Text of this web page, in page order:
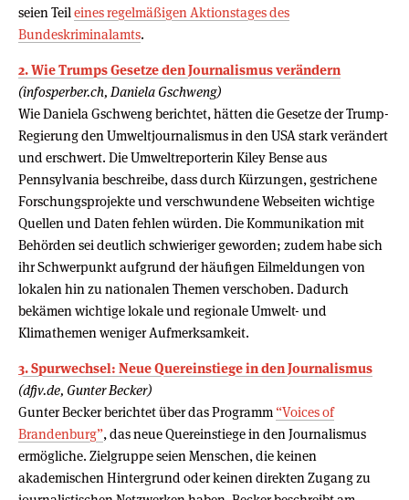
seien Teil eines regelmäßigen Aktionstages des
Bundeskriminalamts.
2. Wie Trumps Gesetze den Journalismus verändern
(infosperber.ch, Daniela Gschweng)
Wie Daniela Gschweng berichtet, hätten die Gesetze der Trump-
Regierung den Umweltjournalismus in den USA stark verändert
und erschwert. Die Umweltreporterin Kiley Bense aus
Pennsylvania beschreibe, dass durch Kürzungen, gestrichene
Forschungsprojekte und verschwundene Webseiten wichtige
Quellen und Daten fehlen würden. Die Kommunikation mit
Behörden sei deutlich schwieriger geworden; zudem habe sich
ihr Schwerpunkt aufgrund der häufigen Eilmeldungen von
lokalen hin zu nationalen Themen verschoben. Dadurch
bekämen wichtige lokale und regionale Umwelt- und
Klimathemen weniger Aufmerksamkeit.
3. Spurwechsel: Neue Quereinstiege in den Journalismus
(dfjv.de, Gunter Becker)
Gunter Becker berichtet über das Programm “Voices of
Brandenburg”, das neue Quereinstiege in den Journalismus
ermögliche. Zielgruppe seien Menschen, die keinen
akademischen Hintergrund oder keinen direkten Zugang zu